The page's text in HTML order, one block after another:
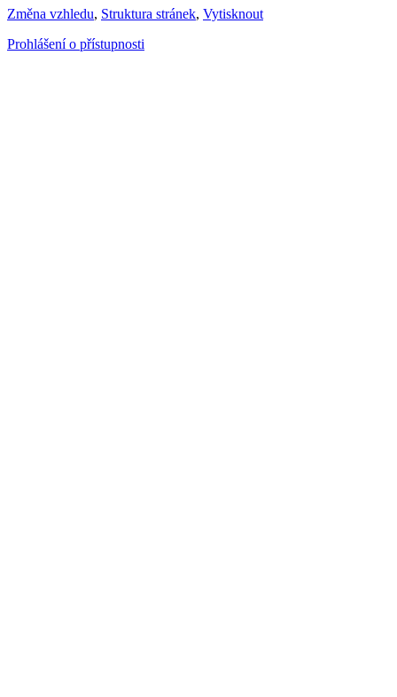
Změna vzhledu, Struktura stránek, Vytisknout
Prohlášení o přístupnosti